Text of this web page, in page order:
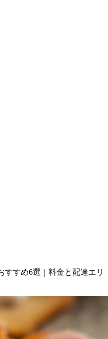
すすめ6選｜料金と配達エリ